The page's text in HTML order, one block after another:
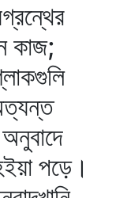
কাজ;
পড়ে।